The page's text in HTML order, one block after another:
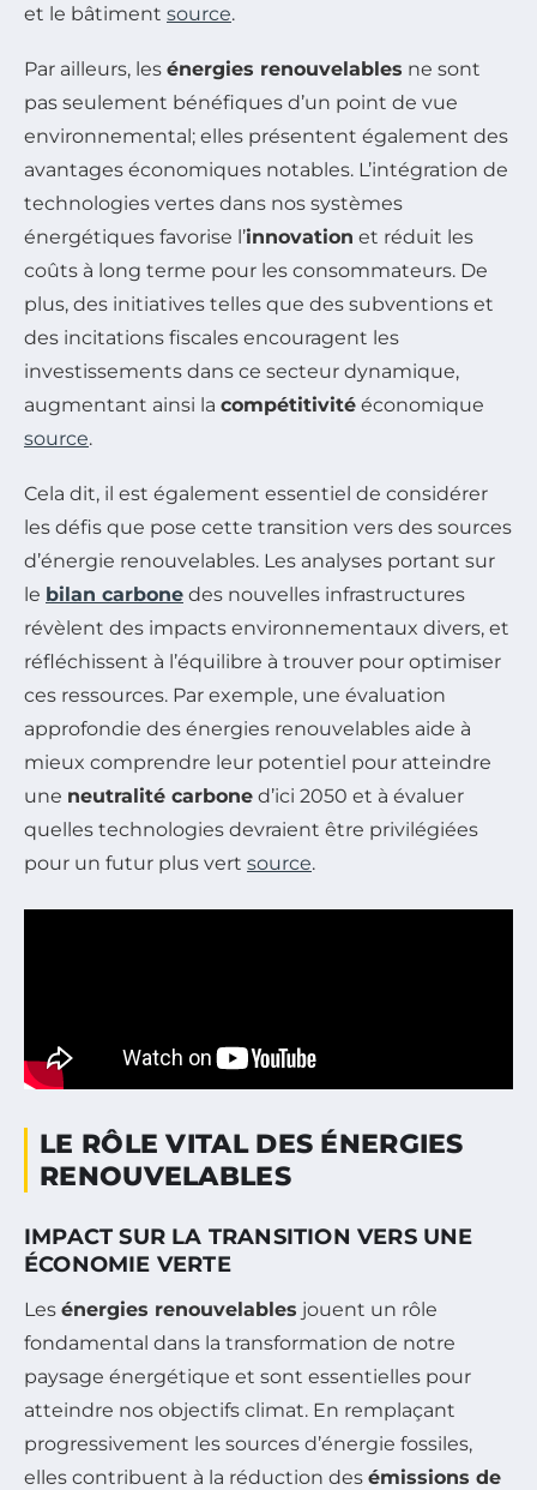
et le bâtiment source.
Par ailleurs, les énergies renouvelables ne sont
pas seulement bénéfiques d’un point de vue
environnemental; elles présentent également des
avantages économiques notables. L’intégration de
technologies vertes dans nos systèmes
énergétiques favorise l’innovation et réduit les
coûts à long terme pour les consommateurs. De
plus, des initiatives telles que des subventions et
des incitations fiscales encouragent les
investissements dans ce secteur dynamique,
augmentant ainsi la compétitivité économique
source.
Cela dit, il est également essentiel de considérer
les défis que pose cette transition vers des sources
d’énergie renouvelables. Les analyses portant sur
le bilan carbone des nouvelles infrastructures
révèlent des impacts environnementaux divers, et
réfléchissent à l’équilibre à trouver pour optimiser
ces ressources. Par exemple, une évaluation
approfondie des énergies renouvelables aide à
mieux comprendre leur potentiel pour atteindre
une neutralité carbone d’ici 2050 et à évaluer
quelles technologies devraient être privilégiées
pour un futur plus vert source.
LE RÔLE VITAL DES ÉNERGIES
RENOUVELABLES
IMPACT SUR LA TRANSITION VERS UNE
ÉCONOMIE VERTE
Les énergies renouvelables jouent un rôle
fondamental dans la transformation de notre
paysage énergétique et sont essentielles pour
atteindre nos objectifs climat. En remplaçant
progressivement les sources d’énergie fossiles,
elles contribuent à la réduction des émissions de